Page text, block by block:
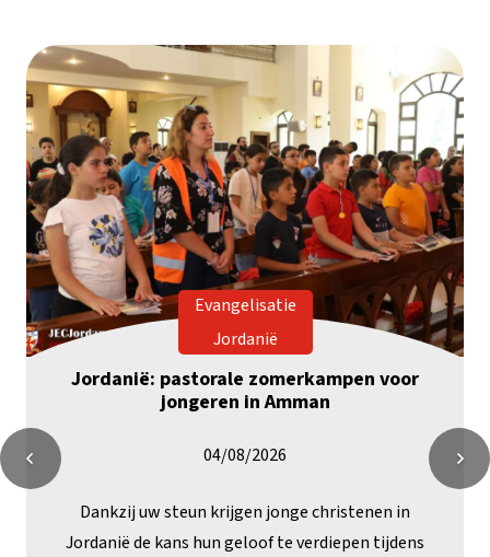
Evangelisatie
Jordanië
Jordanië: pastorale zomerkampen voor
jongeren in Amman
04/08/2026
Dankzij uw steun krijgen jonge christenen in
Jordanië de kans hun geloof te verdiepen tijdens